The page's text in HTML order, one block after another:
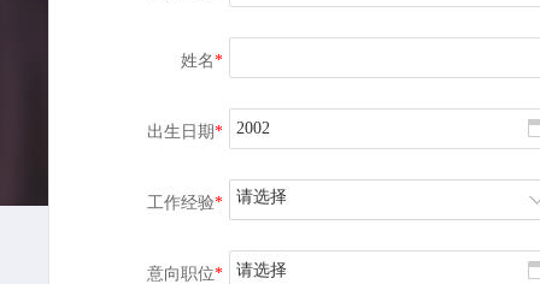
姓名*
出生日期*
工作经验* 请选择
意向职位* 请选择